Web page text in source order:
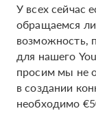
У всех сейчас
обращаемся
возможность,
для нашего
просим мы не
в создании
необходимо